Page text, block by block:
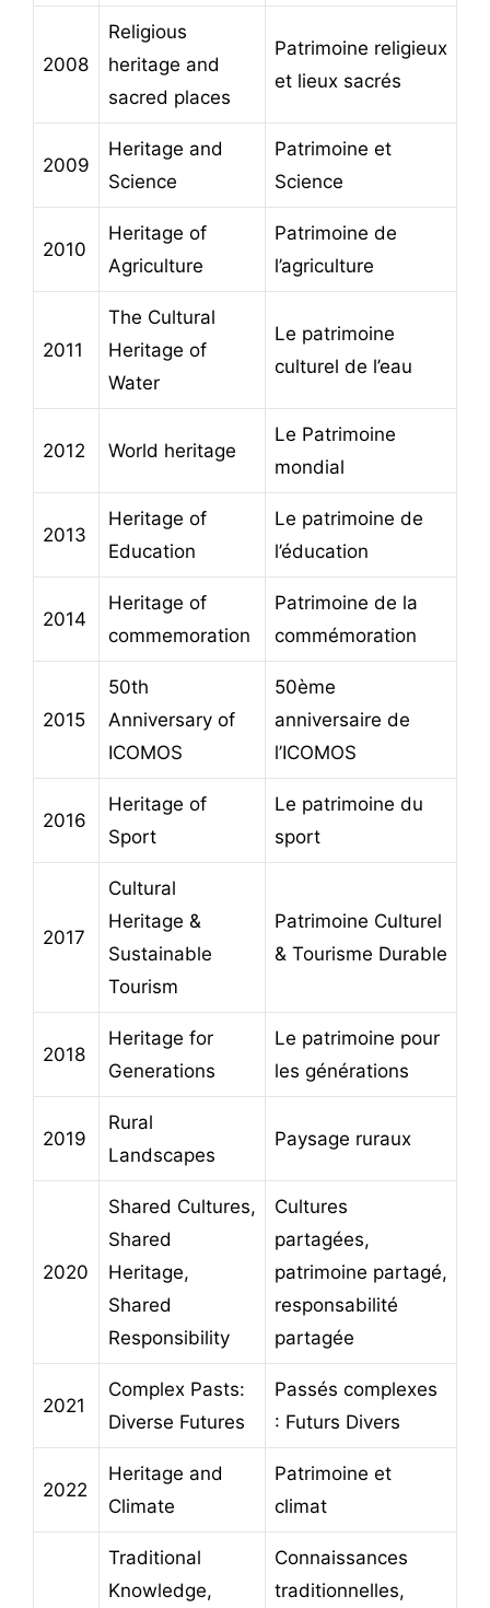
2008
Religious
heritage and
sacred places
Patrimoine religieux
et lieux sacrés
2009
Heritage and
Science
Patrimoine et
Science
2010
Heritage of
Agriculture
Patrimoine de
l’agriculture
2011
The Cultural
Heritage of
Water
Le patrimoine
culturel de l’eau
2012 World heritage
Le Patrimoine
mondial
2013
Heritage of
Education
Le patrimoine de
l’éducation
2014
Heritage of
commemoration
Patrimoine de la
commémoration
2015
50th
Anniversary of
ICOMOS
50ème
anniversaire de
l’ICOMOS
2016
Heritage of
Sport
Le patrimoine du
sport
2017
Cultural
Heritage &
Sustainable
Tourism
Patrimoine Culturel
& Tourisme Durable
2018
Heritage for
Generations
Le patrimoine pour
les générations
2019
Rural
Landscapes
Paysage ruraux
2020
Shared Cultures,
Shared
Heritage,
Shared
Responsibility
Cultures
partagées,
patrimoine partagé,
responsabilité
partagée
2021
Complex Pasts:
Diverse Futures
Passés complexes
: Futurs Divers
2022
Heritage and
Climate
Patrimoine et
climat
Traditional
Knowledge,
Connaissances
traditionnelles,